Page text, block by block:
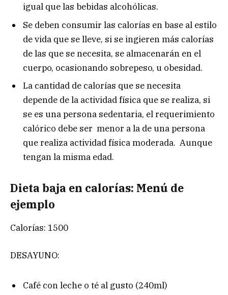
igual que las bebidas alcohólicas.
Se deben consumir las calorías en base al estilo
de vida que se lleve, si se ingieren más calorías
de las que se necesita, se almacenarán en el
cuerpo, ocasionando sobrepeso, u obesidad.
La cantidad de calorías que se necesita
depende de la actividad física que se realiza, si
se es una persona sedentaria, el requerimiento
calórico debe ser menor a la de una persona
que realiza actividad física moderada. Aunque
tengan la misma edad.
Dieta baja en calorías: Menú de
ejemplo
Calorías: 1500
DESAYUNO:
Café con leche o té al gusto (240ml)